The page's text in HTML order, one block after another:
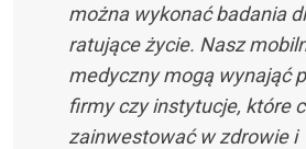
można wykonać badania
ratujące życie. Nasz
medyczny mogą wynająć
firmy czy instytucje, które
zainwestować w zdrowie i